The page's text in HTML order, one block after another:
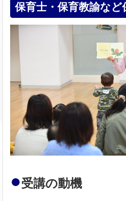
保育士・保育教諭など
●受講の動機